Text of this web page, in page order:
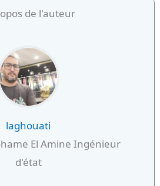
de l'auteur
laghouati
El Amine Ingénieur
d'état